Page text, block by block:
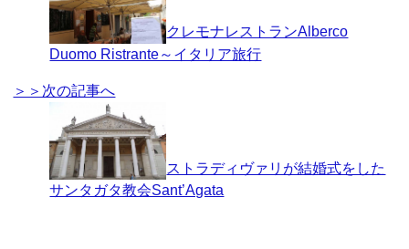
クレモナレストランAlberco
Duomo Ristrante～イタリア旅行
＞＞次の記事へ
ストラディヴァリが結婚式をした
サンタガタ教会Sant’Agata